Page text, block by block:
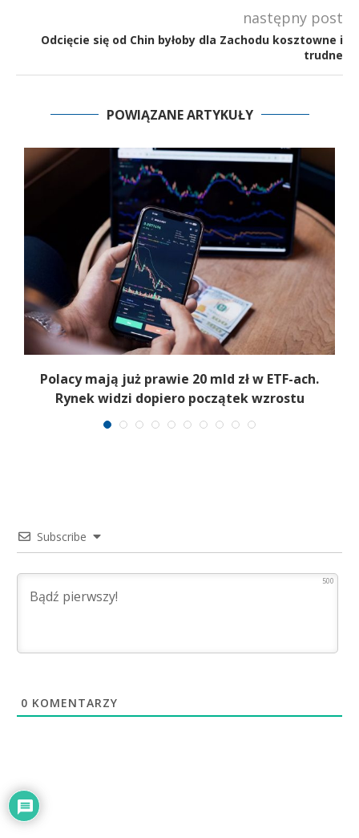
następny post
Odcięcie się od Chin byłoby dla Zachodu kosztowne i
trudne
POWIĄZANE ARTYKUŁY
Polacy mają już prawie 20 mld zł w ETF-ach.
Rynek widzi dopiero początek wzrostu
Subscribe
500
0 KOMENTARZY